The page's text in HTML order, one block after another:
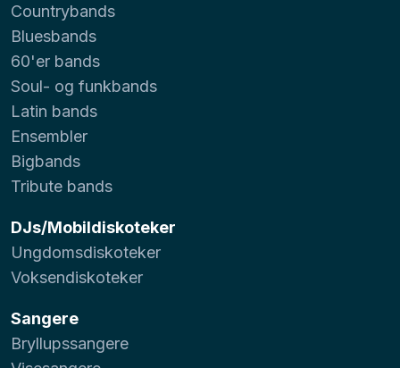
Countrybands
Bluesbands
60'er bands
Soul- og funkbands
Latin bands
Ensembler
Bigbands
Tribute bands
DJs/Mobildiskoteker
Ungdomsdiskoteker
Voksendiskoteker
Sangere
Bryllupssangere